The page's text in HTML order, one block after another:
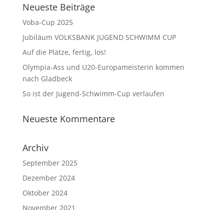
Neueste Beiträge
Voba-Cup 2025
Jubiläum VOLKSBANK JUGEND SCHWIMM CUP
Auf die Plätze, fertig, los!
Olympia-Ass und U20-Europameisterin kommen
nach Gladbeck
So ist der Jugend-Schwimm-Cup verlaufen
Neueste Kommentare
Archiv
September 2025
Dezember 2024
Oktober 2024
November 2021